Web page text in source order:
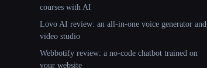
courses with AI
Lovo AI review: an all-in-one voice generator and
video studio
Webbotify review: a no-code chatbot trained on
your website